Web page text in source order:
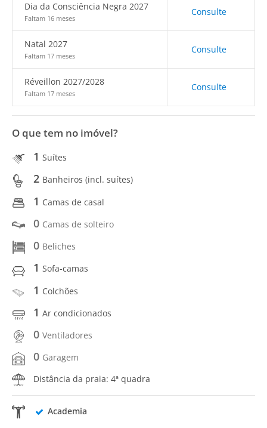
Dia da Consciência Negra 2027
Faltam 16 meses
Consulte
Natal 2027
Faltam 17 meses
Consulte
Réveillon 2027/2028
Faltam 17 meses
Consulte
O que tem no imóvel?
1 Suítes
2 Banheiros (incl. suítes)
1 Camas de casal
0 Camas de solteiro
0 Beliches
1 Sofa-camas
1 Colchões
1 Ar condicionados
0 Ventiladores
0 Garagem
Distância da praia: 4ª quadra
Academia